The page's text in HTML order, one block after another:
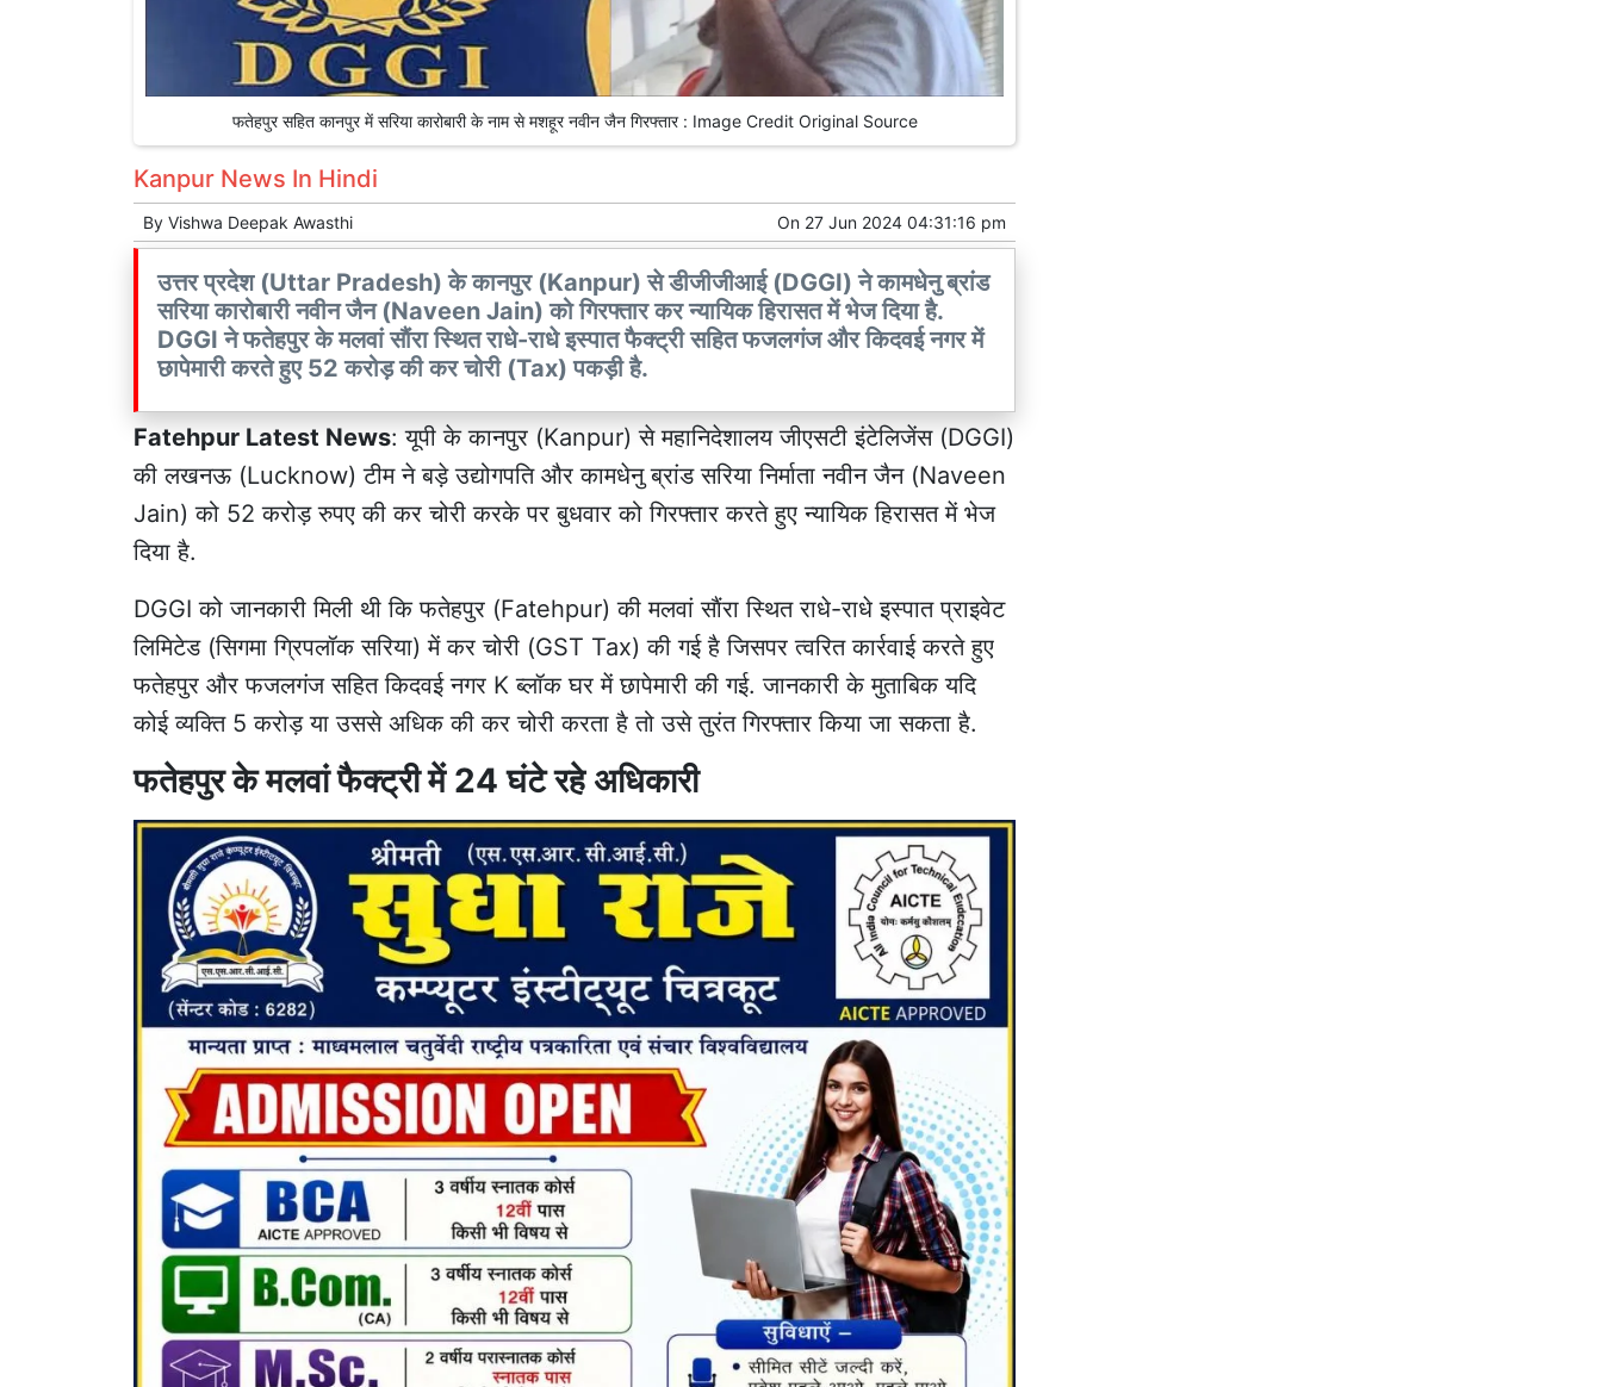
फतेहपुर सहित कानपुर में सरिया कारोबारी के नाम से मशहूर नवीन जैन गिरफ्तार : Image Credit Original Source
Kanpur News In Hindi
By Vishwa Deepak Awasthi On 27 Jun 2024 04:31:16 pm
उत्तर प्रदेश (Uttar Pradesh) के कानपुर (Kanpur) से डीजीजीआई (DGGI) ने कामधेनु ब्रांड
सरिया कारोबारी नवीन जैन (Naveen Jain) को गिरफ्तार कर न्यायिक हिरासत में भेज दिया है.
DGGI ने फतेहपुर के मलवां साैंरा स्थित राधे-राधे इस्पात फैक्ट्री सहित फजलगंज और किदवई नगर में
छापेमारी करते हुए 52 करोड़ की कर चोरी (Tax) पकड़ी है.
Fatehpur Latest News: यूपी केकानपुर (Kanpur) से महानिदेशालय जीएसटी इंटेलिजेंस (DGGI)
की लखनऊ (Lucknow) टीम ने बड़े उद्योगपति और कामधेनु ब्रांड सरिया निर्माता नवीन जैन (Naveen
Jain) को 52 करोड़ रुपए की कर चोरी करके पर बुधवार को गिरफ्तार करते हुए न्यायिक हिरासत में भेज
दिया है.
DGGI को जानकारी मिली थी किफतेहपुर (Fatehpur) की मलवां साैंरा स्थित राधे-राधे इस्पात प्राइवेट
लिमिटेड (सिगमा ग्रिपलॉक सरिया) में कर चोरी (GST Tax) की गई है जिसपर त्वरित कार्रवाई करते हुए
फतेहपुर और फजलगंज सहित किदवई नगर K ब्लॉक घर में छापेमारी की गई. जानकारी के मुताबिक यदि
कोई व्यक्ति 5 करोड़ या उससे अधिक की कर चोरी करता है तो उसे तुरंत गिरफ्तार किया जा सकता है.
फतेहपुर के मलवां फैक्ट्री में 24 घंटे रहे अधिकारी